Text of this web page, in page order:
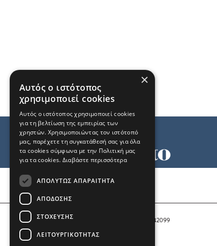
Αριθμός Πιστοποίησης Μ.Η.Τ. 242099
×
Αυτός ο ιστότοπος
χρησιμοποιεί cookies
Αυτός ο ιστότοπος χρησιμοποιεί cookies
για τη βελτίωση της εμπειρίας των
χρηστών. Χρησιμοποιώντας τον ιστότοπό
μας, παρέχετε τη συγκατάθεσή σας για όλα
τα cookies σύμφωνα με την Πολιτική μας
για τα cookies. Διαβάστε περισσότερα
ΑΠΟΛΎΤΩΣ ΑΠΑΡΑΊΤΗΤΑ
ΑΠΌΔΟΣΗΣ
ΣΤΌΧΕΥΣΗΣ
ΛΕΙΤΟΥΡΓΙΚΌΤΗΤΑΣ